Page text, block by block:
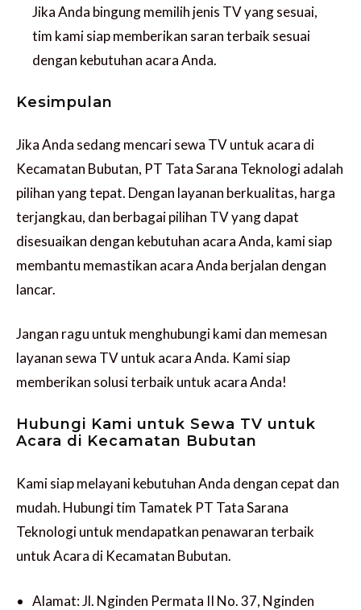
Jika Anda bingung memilih jenis TV yang sesuai,
tim kami siap memberikan saran terbaik sesuai
dengan kebutuhan acara Anda.
Kesimpulan
Jika Anda sedang mencari sewa TV untuk acara di
Kecamatan Bubutan, PT Tata Sarana Teknologi adalah
pilihan yang tepat. Dengan layanan berkualitas, harga
terjangkau, dan berbagai pilihan TV yang dapat
disesuaikan dengan kebutuhan acara Anda, kami siap
membantu memastikan acara Anda berjalan dengan
lancar.
Jangan ragu untuk menghubungi kami dan memesan
layanan sewa TV untuk acara Anda. Kami siap
memberikan solusi terbaik untuk acara Anda!
Hubungi Kami untuk Sewa TV untuk
Acara di Kecamatan Bubutan
Kami siap melayani kebutuhan Anda dengan cepat dan
mudah. Hubungi tim Tamatek PT Tata Sarana
Teknologi untuk mendapatkan penawaran terbaik
untuk Acara di Kecamatan Bubutan.
Alamat: Jl. Nginden Permata II No. 37, Nginden